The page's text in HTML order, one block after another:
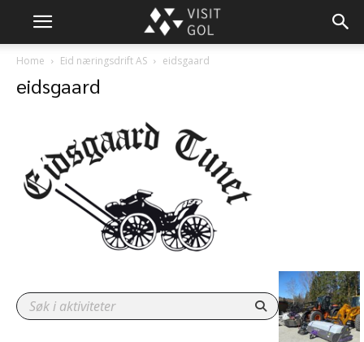
Home Eid næringsdrift AS eidsgaard
eidsgaard